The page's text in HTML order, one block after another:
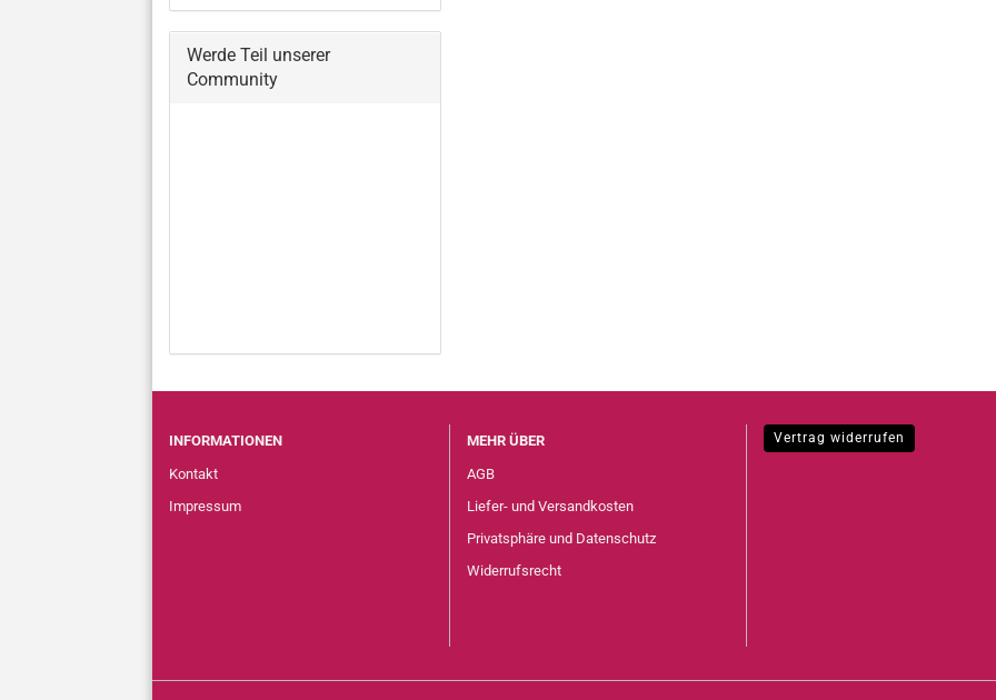
Werde Teil unserer
Community
INFORMATIONEN
Kontakt
Impressum
MEHR ÜBER
AGB
Liefer- und Versandkosten
Privatsphäre und Datenschutz
Widerrufsrecht
Vertrag widerrufen